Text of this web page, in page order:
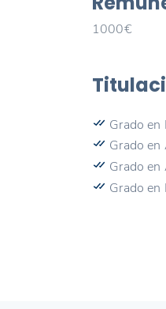
1000€
Grado en
Grado
Grado en
Grado